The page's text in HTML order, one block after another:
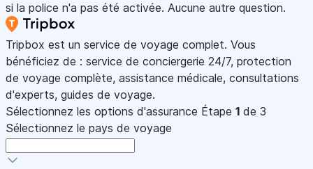
si la police n'a pas été activée. Aucune autre question.
Tripbox est un service de voyage complet. Vous
bénéficiez de : service de conciergerie 24/7, protection
de voyage complète, assistance médicale, consultations
d'experts, guides de voyage.
Sélectionnez les options d'assurance Étape 1 de 3
Sélectionnez le pays de voyage